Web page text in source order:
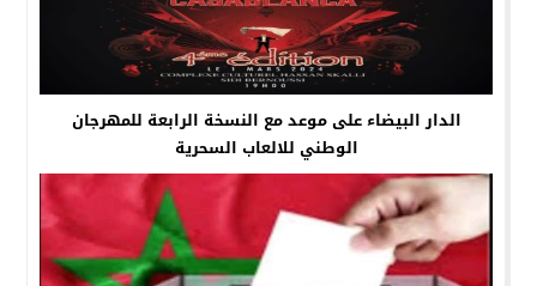
الدار البيضاء على موعد مع النسخة الرابعة للمهرجان
الوطني للالعاب السحرية